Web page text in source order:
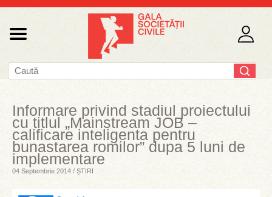
Informare privind stadiul proiectului
cu titlul „Mainstream JOB –
calificare inteligenta pentru
bunastarea romilor” dupa 5 luni de
implementare
04 Septembrie 2014 / ȘTIRI